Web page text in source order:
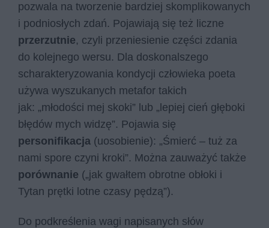
pozwala na tworzenie bardziej skomplikowanych
i podniosłych zdań. Pojawiają się też liczne
przerzutnie, czyli przeniesienie części zdania
do kolejnego wersu. Dla doskonalszego
scharakteryzowania kondycji człowieka poeta
używa wyszukanych metafor takich
jak: „młodości mej skoki” lub „lepiej cień głęboki
błędów mych widzę”. Pojawia się
personifikacja (uosobienie): „Śmierć – tuż za
nami spore czyni kroki”. Można zauważyć także
porównanie („jak gwałtem obrotne obłoki i
Tytan prętki lotne czasy pędzą”).
Do podkreślenia wagi napisanych słów